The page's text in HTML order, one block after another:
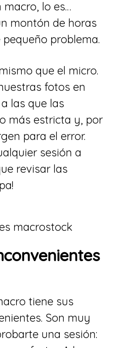
lo es…
montón de horas
problema.
que el micro.
fotos en
las que las
más estricta y, por
para el error.
sesión a
revisar las
tiene sus
Son muy
una sesión: